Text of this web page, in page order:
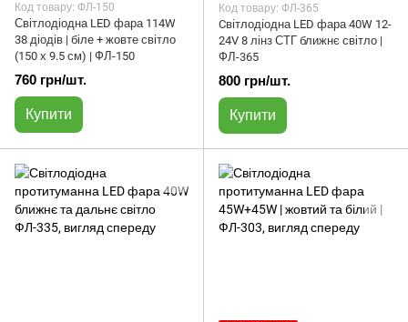
Код товару: ФЛ-150
Світлодіодна LED фара 114W
38 діодів | біле + жовте світло
(150 х 9.5 см) | ФЛ-150
760 грн/шт.
Купити
Код товару: ФЛ-365
Cвітлодіодна LED фара 40W 12-
24V 8 лінз СТГ ближнє світло |
ФЛ-365
800 грн/шт.
Купити